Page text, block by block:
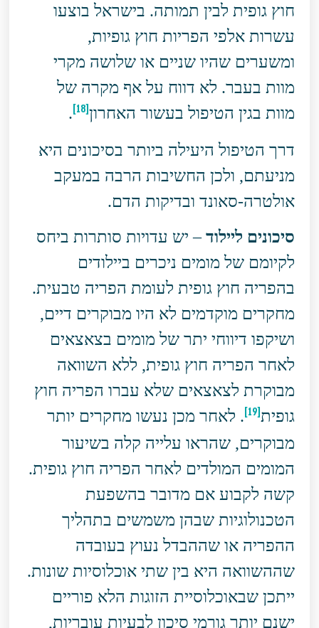
חוץ גופית לבין תמותה. בישראל בוצעו
עשרות אלפי הפריות חוץ גופיות,
ומשערים שהיו שניים או שלושה מקרי
מוות בעבר. לא דווח על אף מקרה של
מוות בגין הטיפול בעשור האחרון[18]
.
דרך הטיפול היעילה ביותר בסיכונים היא
מניעתם, ולכן החשיבות הרבה במעקב
אולטרה-סאונד ובדיקות הדם.
סיכונים ליילוד– יש עדויות סותרות ביחס
לקיומם של מומים ניכרים ביילודים
בהפריה חוץ גופית לעומת הפריה טבעית.
מחקרים מוקדמים לא היו מבוקרים דיים,
ושיקפו דיווחי יתר של מומים בצאצאים
לאחר הפריה חוץ גופית, ללא השוואה
מבוקרת לצאצאים שלא עברו הפריה חוץ
גופית[19]
. לאחר מכן נעשו מחקרים יותר
מבוקרים, שהראו עלייה קלה בשיעור
המומים המולדים לאחר הפריה חוץ גופית.
קשה לקבוע אם מדובר בהשפעת
הטכנולוגיות שבהן משמשים בתהליך
ההפריה או שההבדל נעוץ בעובדה
שההשוואה היא בין שתי אוכלוסיות שונות.
ייתכן שבאוכלוסיית הזוגות הלא פוריים
ישנם יותר גורמי סיכון לבעיות עובריות,